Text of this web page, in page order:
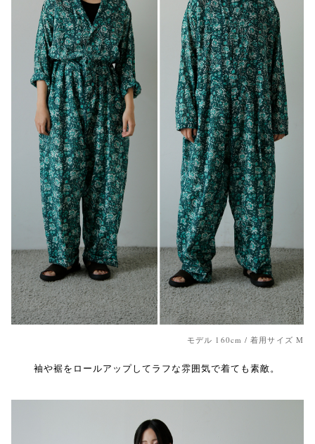
モデル 160cm / 着用サイズ M
袖や裾をロールアップしてラフな雰囲気で着ても素敵。